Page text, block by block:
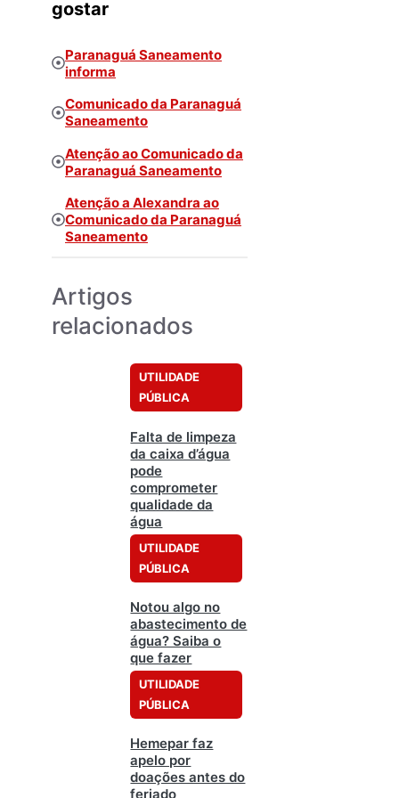
gostar
Paranaguá Saneamento
informa
Comunicado da Paranaguá
Saneamento
Atenção ao Comunicado da
Paranaguá Saneamento
Atenção a Alexandra ao
Comunicado da Paranaguá
Saneamento
Artigos
relacionados
UTILIDADE
PÚBLICA
Falta de limpeza
da caixa d’água
pode
comprometer
qualidade da
água
UTILIDADE
PÚBLICA
Notou algo no
abastecimento de
água? Saiba o
que fazer
UTILIDADE
PÚBLICA
Hemepar faz
apelo por
doações antes do
feriado